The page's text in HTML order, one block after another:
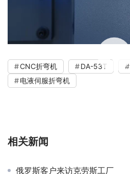
00:00 / 07:56
CNC折弯机 DA-53T
电液伺服折弯机
相关新闻
俄罗斯客户来访克劳斯工厂